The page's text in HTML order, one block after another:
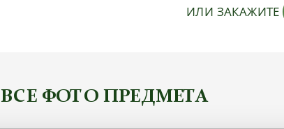
ИЛИ ЗАКАЖИТЕ
ВСЕ ФОТО ПРЕДМЕТА